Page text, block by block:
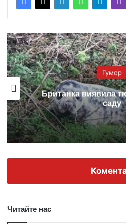
Гумор
Британка виявила
саду
Читайте нас